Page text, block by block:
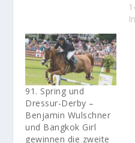
91. Spring und
Dressur-Derby –
Benjamin Wulschner
und Bangkok Girl
gewinnen die zweite